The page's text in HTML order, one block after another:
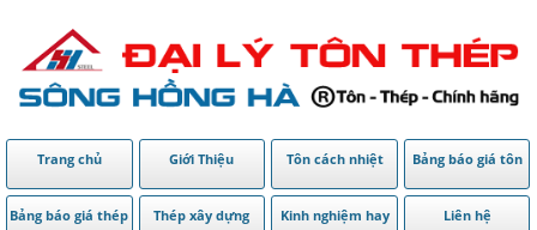
Trang chủ Giới Thiệu Tôn cách nhiệt Bảng báo giá tôn
Bảng báo giá thép Thép xây dựng Kinh nghiệm hay Liên hệ